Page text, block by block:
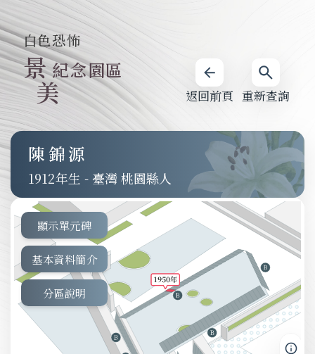
重新查詢
返回前頁
白色恐怖
景
美
紀念園區
陳錦源
1912 - 臺灣 桃園縣人
顯示單元碑
基本資料簡介
分區說明